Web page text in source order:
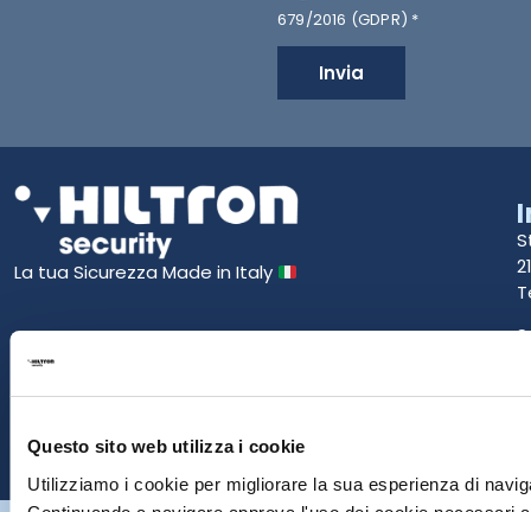
Questo sito web utilizza i cookie
Utilizziamo i cookie per migliorare la sua esperienza di
679/2016 (GDPR) *
Invia
La tua Sicurezza Made in Italy